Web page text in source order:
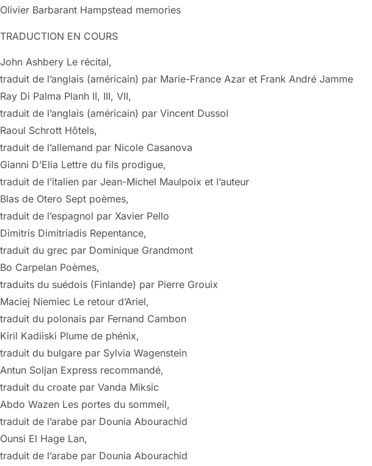
Olivier Barbarant Hampstead memories
TRADUCTION EN COURS
John Ashbery Le récital,
traduit de l’anglais (américain) par Marie-France Azar et Frank André Jamme
Ray Di Palma Planh II, III, VII,
traduit de l’anglais (américain) par Vincent Dussol
Raoul Schrott Hôtels,
traduit de l’allemand par Nicole Casanova
Gianni D’Elia Lettre du fils prodigue,
traduit de l’italien par Jean-Michel Maulpoix et l’auteur
Blas de Otero Sept poèmes,
traduit de l’espagnol par Xavier Pello
Dimitris Dimitriadis Repentance,
traduit du grec par Dominique Grandmont
Bo Carpelan Poèmes,
traduits du suédois (Finlande) par Pierre Grouix
Maciej Niemiec Le retour d’Ariel,
traduit du polonais par Fernand Cambon
Kiril Kadiiski Plume de phénix,
traduit du bulgare par Sylvia Wagenstein
Antun Soljan Express recommandé,
traduit du croate par Vanda Miksic
Abdo Wazen Les portes du sommeil,
traduit de l’arabe par Dounia Abourachid
Ounsi El Hage Lan,
traduit de l’arabe par Dounia Abourachid